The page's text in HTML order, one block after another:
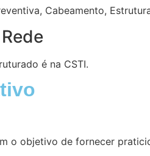
Cabeamento,
é na CSTI.
o objetivo de fornecer